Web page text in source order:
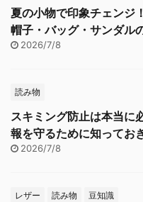
夏の小物で印象チェンジ
帽子・バッグ・サンダル
2026/7/8
読み物
スキミング防止は本当に
報を守るために知ってお
2026/7/8
レザー 読み物 豆知識